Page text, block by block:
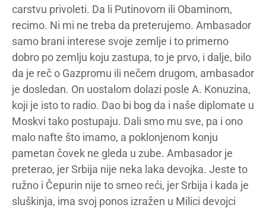
carstvu privoleti. Da li Putinovom ili Obaminom,
recimo. Ni mi ne treba da preterujemo. Ambasador
samo brani interese svoje zemlje i to primerno
dobro po zemlju koju zastupa, to je prvo, i dalje, bilo
da je reč o Gazpromu ili nečem drugom, ambasador
je dosledan. On uostalom dolazi posle A. Konuzina,
koji je isto to radio. Dao bi bog da i naše diplomate u
Moskvi tako postupaju. Dali smo mu sve, pa i ono
malo nafte što imamo, a poklonjenom konju
pametan čovek ne gleda u zube. Ambasador je
preterao, jer Srbija nije neka laka devojka. Jeste to
ružno i Čepurin nije to smeo reći, jer Srbija i kada je
sluškinja, ima svoj ponos izražen u Milici devojci